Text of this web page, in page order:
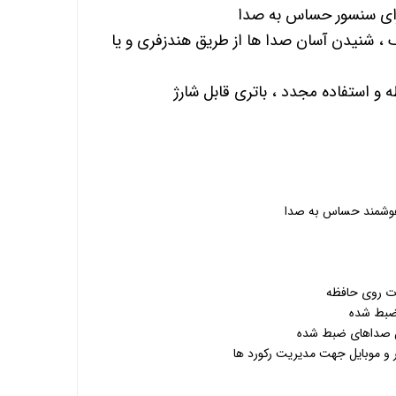
سنسور حساس به صدا
داخلی 16 گیگ ، شنیدن آسان صدا ها از طریق هندزفری و یا
استفاده مجدد ، باتری قابل شارژ
حساس به صدا
روی حافظه
شده
صداهای ضبط شده
و موبایل جهت مدیریت رکورد ها